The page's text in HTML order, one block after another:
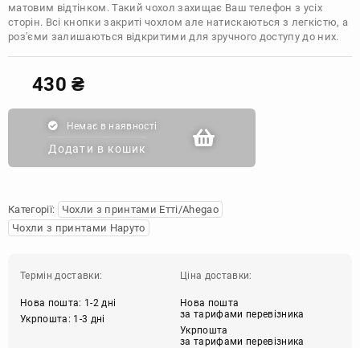
матовим відтінком. Такий чохол захищає Ваш телефон з усіх
сторін. Всі кнопки закриті чохлом але натискаються з легкістю, а
роз'єми залишаються відкритими для зручного доступу до них.
430₴
Немає в наявності
Додати в кошик
Категорії:
Чохли з принтами Етті/Ahegao
Чохли з принтами Наруто
Термін доставки:
Нова пошта: 1-2 дні
Укрпошта: 1-3 дні
Ціна доставки:
Нова пошта
за тарифами перевізника
Укрпошта
за тарифами перевізника